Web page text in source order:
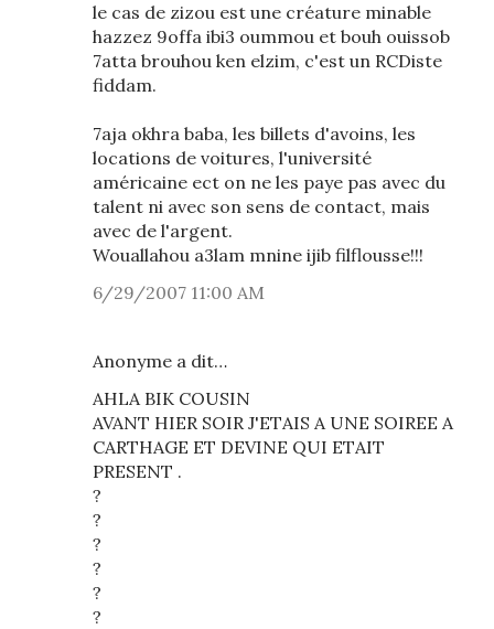
le cas de zizou est une créature minable
hazzez 9offa ibi3 oummou et bouh ouissob
7atta brouhou ken elzim, c'est un RCDiste
fiddam.
7aja okhra baba, les billets d'avoins, les
locations de voitures, l'université
américaine ect on ne les paye pas avec du
talent ni avec son sens de contact, mais
avec de l'argent.
Wouallahou a3lam mnine ijib filflousse!!!
6/29/2007 11:00 AM
Anonyme a dit…
AHLA BIK COUSIN
AVANT HIER SOIR J'ETAIS A UNE SOIREE A
CARTHAGE ET DEVINE QUI ETAIT
PRESENT .
?
?
?
?
?
?